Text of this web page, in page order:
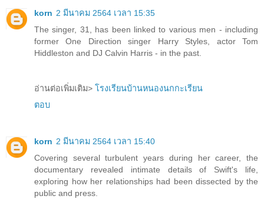
korn 2 มีนาคม 2564 เวลา 15:35
The singer, 31, has been linked to various men - including
former One Direction singer Harry Styles, actor Tom
Hiddleston and DJ Calvin Harris - in the past.
อ่านต่อเพิ่มเติม> โรงเรียนบ้านหนองนกกะเรียน
ตอบ
korn 2 มีนาคม 2564 เวลา 15:40
Covering several turbulent years during her career, the
documentary revealed intimate details of Swift's life,
exploring how her relationships had been dissected by the
public and press.